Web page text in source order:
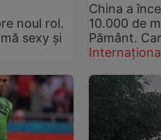
noul rol.
sexy şi
China a
10.000 de
Pământ.